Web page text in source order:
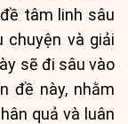
tâm linh sâu
chuyện và giải
sẽ đi sâu vào
đề này, nhằm
quả và luân